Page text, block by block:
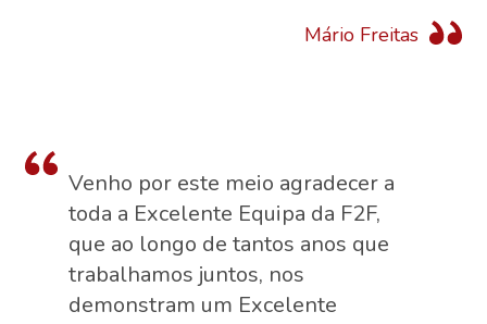
Mário Freitas
Venho por este meio agradecer a
toda a Excelente Equipa da F2F,
que ao longo de tantos anos que
trabalhamos juntos, nos
demonstram um Excelente